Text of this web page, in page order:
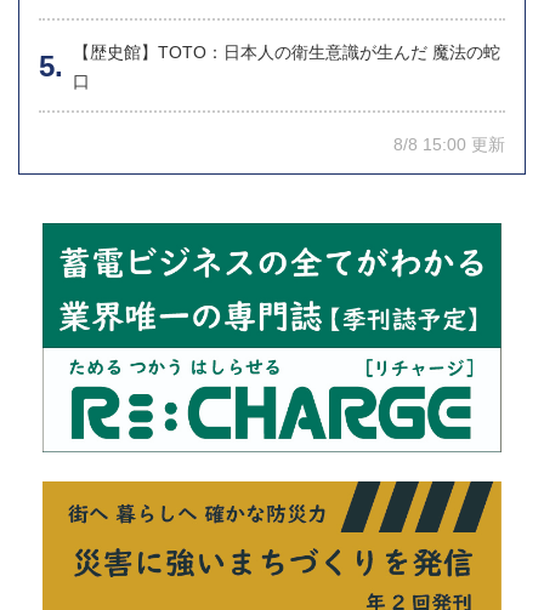
【歴史館】TOTO：日本人の衛生意識が生んだ 魔法の蛇
口
8/8 15:00 更新